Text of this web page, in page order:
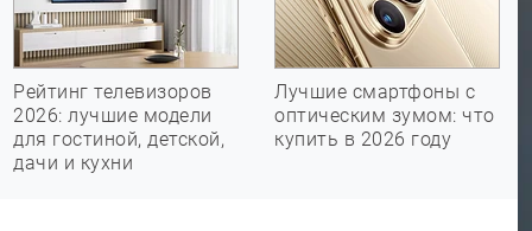
Рейтинг телевизоров
2026: лучшие модели
для гостиной, детской,
дачи и кухни
Лучшие смартфоны с
оптическим зумом: что
купить в 2026 году